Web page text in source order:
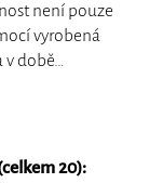
není pouze
vyrobená
v době…
20):